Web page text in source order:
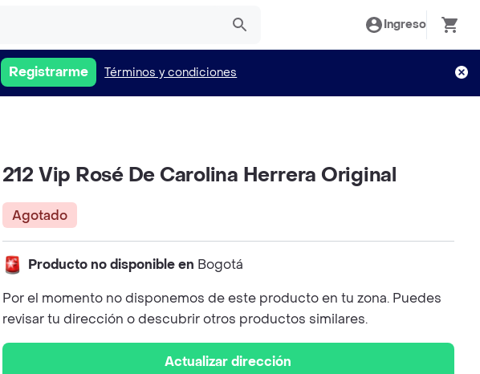
Ingreso
Registrarme Términos y condiciones
212 Vip Rosé De Carolina Herrera Original
Agotado
Producto no disponible en Bogotá
Por el momento no disponemos de este producto en tu zona. Puedes
revisar tu dirección o descubrir otros productos similares.
Actualizar dirección